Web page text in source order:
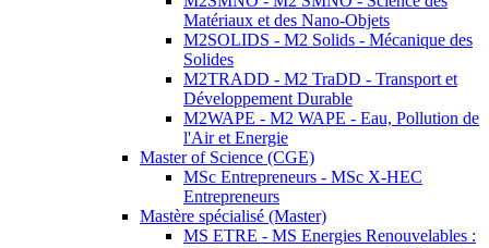
Matériaux et des Nano-Objets
M2SOLIDS - M2 Solids - Mécanique des
Solides
M2TRADD - M2 TraDD - Transport et
Développement Durable
M2WAPE - M2 WAPE - Eau, Pollution de
l'Air et Energie
Master of Science (CGE)
MSc Entrepreneurs - MSc X-HEC
Entrepreneurs
Mastère spécialisé (Master)
MS ETRE - MS Energies Renouvelables :